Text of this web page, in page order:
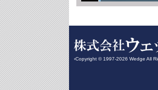
‹Copyright © 1997-2026 Wedge All